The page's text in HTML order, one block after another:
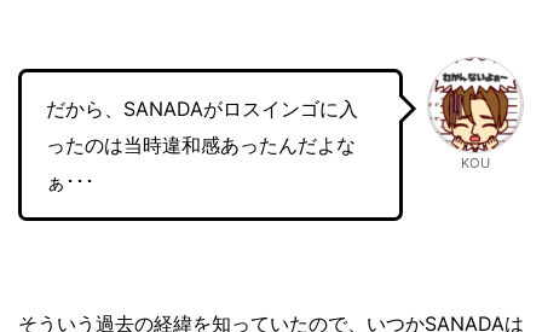
だから、SANADAがロスインゴに入
ったのは当時違和感あったんだよな
ぁ･･･
KOU
そういう過去の経緯を知っていたので、いつかSANADAは